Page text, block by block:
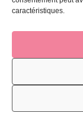
caractéristiques.
[copyright]